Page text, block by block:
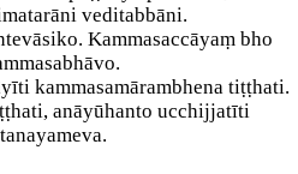
veditabbāni.
Kammasaccāyaṃ bho
ti kammasamārambhena tiṭṭhati.
anāyūhanto ucchijjatīti